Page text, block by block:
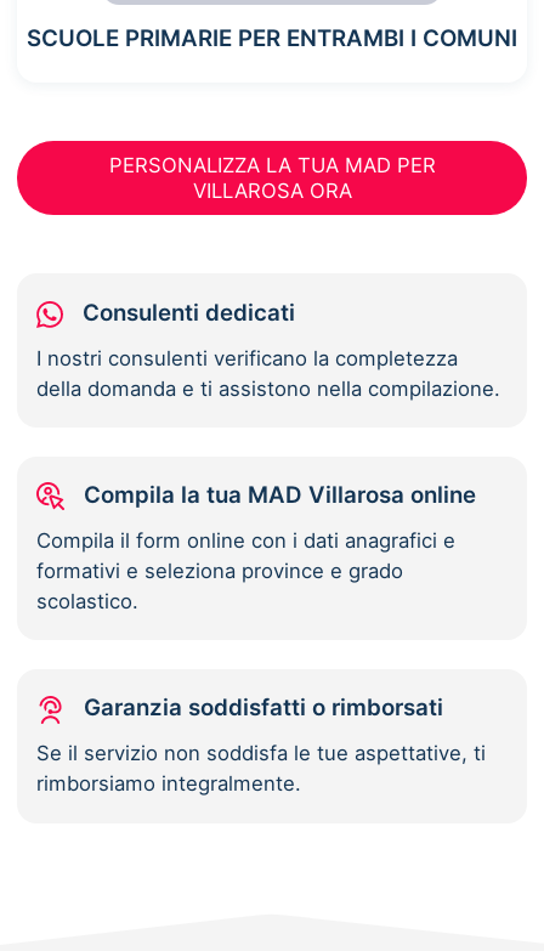
SCUOLE PRIMARIE PER ENTRAMBI I COMUNI
PERSONALIZZA LA TUA MAD PER
VILLAROSA ORA
Consulenti dedicati
I nostri consulenti verificano la completezza
della domanda e ti assistono nella compilazione.
Compila la tua MAD Villarosa online
Compila il form online con i dati anagrafici e
formativi e seleziona province e grado
scolastico.
Garanzia soddisfatti o rimborsati
Se il servizio non soddisfa le tue aspettative, ti
rimborsiamo integralmente.